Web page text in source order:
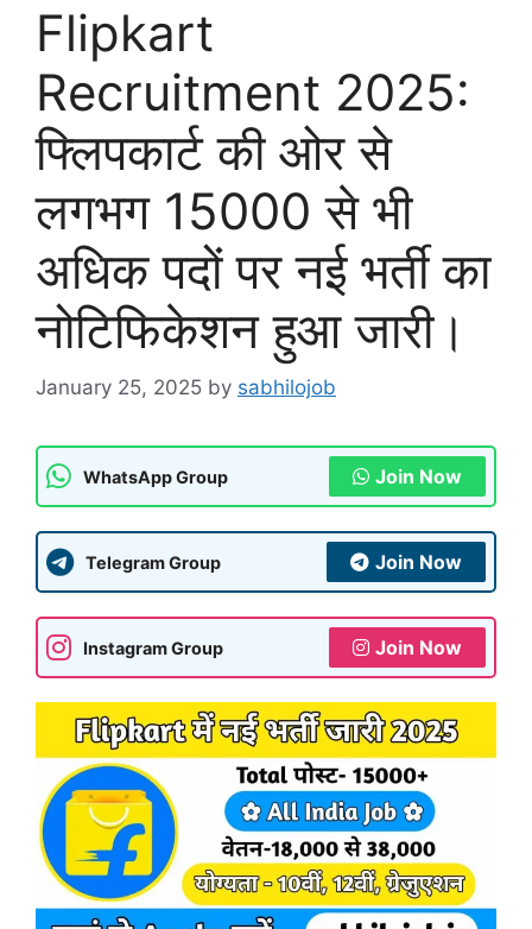
Flipkart
Recruitment 2025:
फ्लिपकार्ट की ओर से
लगभग 15000 से भी
अधिक पदों पर नई भर्ती का
नोटिफिकेशन हुआ जारी।
January 25, 2025 by sabhilojob
WhatsApp Group Join Now
Telegram Group Join Now
Instagram Group Join Now